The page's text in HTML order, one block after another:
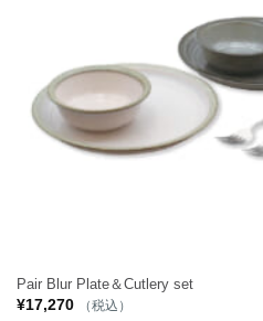
Pair Blur Plate＆Cutlery set
¥17,270 （税込）